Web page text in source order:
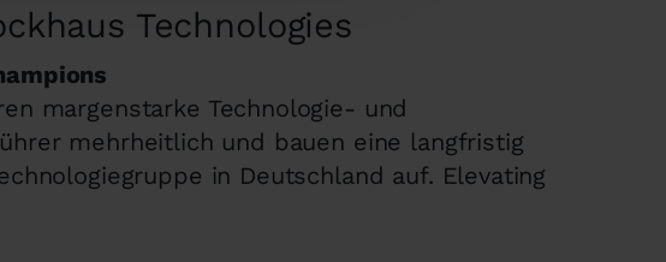
Technologies
margenstarke Technologie- und
mehrheitlich und bauen eine langfristig
in Deutschland auf. Elevating